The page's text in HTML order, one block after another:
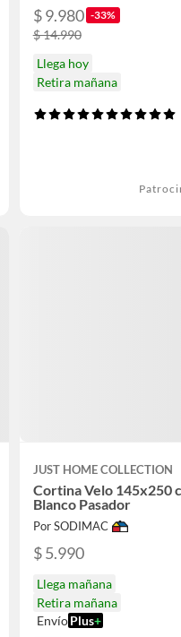
$ 9.980 -33%
$ 14.990
Llega hoy
Retira mañana
JUST HOME COLLECTION
Cortina Velo 145x250
Blanco Pasador
Por SODIMAC
$ 5.990
Llega mañana
Retira mañana
EnvíoPlus+